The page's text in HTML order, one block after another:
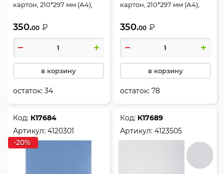
картон, 210*297 мм (А4),
кожа, 50 шт, deVENTE
350.00 ₽
в корзину
остаток:34
картон, 210*297 мм (А4),
фактура кожа, 50 шт,
deVENTE
350.00 ₽
в корзину
остаток:78
Код: К17684
Артикул:4120301
-20%
Код: К17689
Артикул:4123505